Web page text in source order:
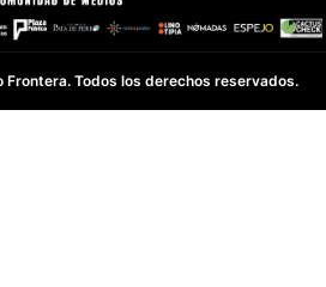
Todos los derechos reservados.